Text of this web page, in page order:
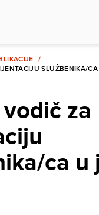
SLUŽBENIKA/
za
ca u